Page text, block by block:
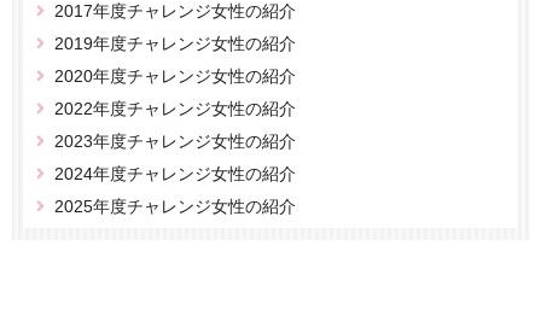
2017年度チャレンジ女性の紹介
2019年度チャレンジ女性の紹介
2020年度チャレンジ女性の紹介
2022年度チャレンジ女性の紹介
2023年度チャレンジ女性の紹介
2024年度チャレンジ女性の紹介
2025年度チャレンジ女性の紹介